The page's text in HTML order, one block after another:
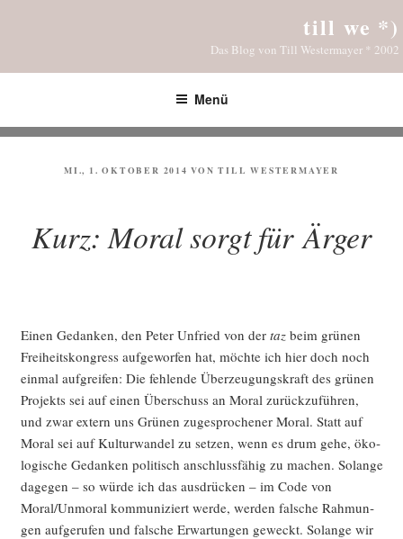
till we *)
Das Blog von Till Westermayer * 2002
Menü
VERÖFFENTLICHT
MI., 1. OKTOBER 2014 VONTILL WESTERMAYER
Kurz: Moral sorgt für Ärger
Einen Gedan­ken, den Peter Unfried von der tazbeim grü­nen
Frei­heits­kon­gress auf­ge­wor­fen hat, möch­te ich hier doch noch
ein­mal auf­grei­fen: Die feh­len­de Über­zeu­gungs­kraft des grü­nen
Pro­jekts sei auf einen Über­schuss an Moral zurück­zu­füh­ren,
und zwar extern uns Grü­nen zuge­spro­che­ner Moral. Statt auf
Moral sei auf Kul­tur­wan­del zu set­zen, wenn es drum gehe, öko­
lo­gi­sche Gedan­ken poli­tisch anschluss­fä­hig zu machen. Solan­ge
dage­gen – so wür­de ich das aus­drü­cken – im Code von
Moral/Unmoral kom­mu­ni­ziert wer­de, wer­den fal­sche Rah­mun­
gen auf­ge­ru­fen und fal­sche Erwar­tun­gen geweckt. Solan­ge wir